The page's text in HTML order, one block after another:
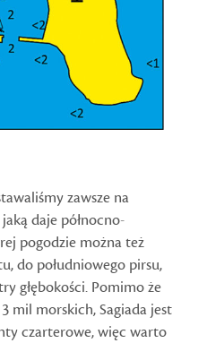
zawsze na
daje północno-
pogodzie można też
do południowego pirsu,
głębokości. Pomimo że
mil morskich, Sagiada jest
czarterowe, więc warto